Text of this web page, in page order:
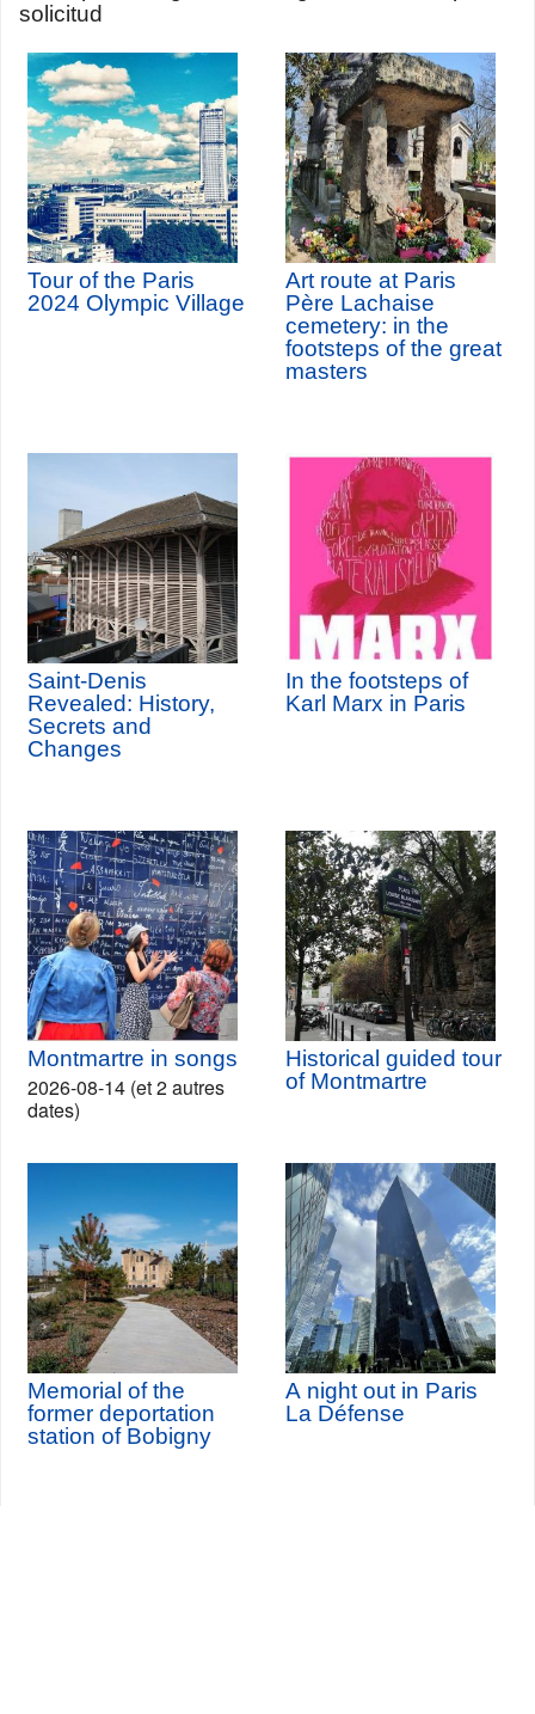
solicitud
Tour of the Paris
2024 Olympic Village
Art route at Paris
Père Lachaise
cemetery: in the
footsteps of the great
masters
Saint-Denis
Revealed: History,
Secrets and
Changes
In the footsteps of
Karl Marx in Paris
Montmartre in songs
2026-08-14 (et 2 autres
dates)
Historical guided tour
of Montmartre
Memorial of the
former deportation
station of Bobigny
A night out in Paris
La Défense